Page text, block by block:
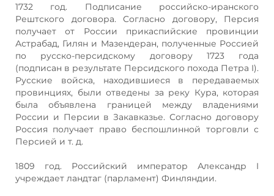
1732 год. Подписание российско-иранского
Рештского договора. Согласно договору, Персия
получает от России прикаспийские провинции
Астрабад, Гилян и Мазендеран, полученные Россией
по русско-персидскому договору 1723 года
(подписан в результате Персидского похода Петра I).
Русские войска, находившиеся в передаваемых
провинциях, были отведены за реку Кура, которая
была объявлена границей между владениями
России и Персии в Закавказье. Согласно договору
Россия получает право беспошлинной торговли с
Персией и т. д.
1809 год. Российский император Александр I
учреждает ландтаг (парламент) Финляндии.